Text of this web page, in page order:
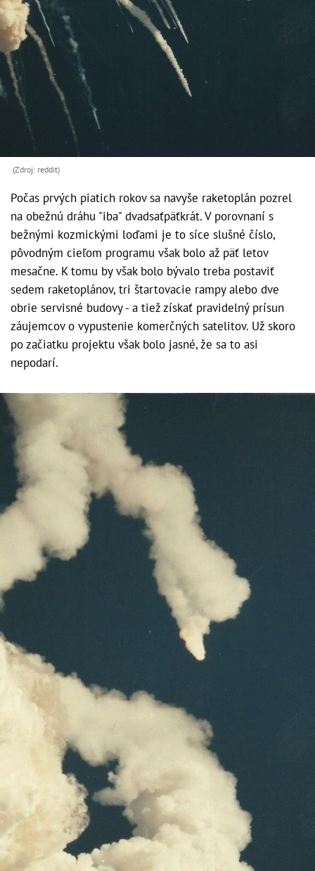
(Zdroj: reddit)
Počas prvých piatich rokov sa navyše raketoplán pozrel
na obežnú dráhu "iba" dvadsaťpäťkrát. V porovnaní s
bežnými kozmickými loďami je to síce slušné číslo,
pôvodným cieľom programu však bolo až päť letov
mesačne. K tomu by však bolo bývalo treba postaviť
sedem raketoplánov, tri štartovacie rampy alebo dve
obrie servisné budovy - a tiež získať pravidelný prísun
záujemcov o vypustenie komerčných satelitov. Už skoro
po začiatku projektu však bolo jasné, že sa to asi
nepodarí.